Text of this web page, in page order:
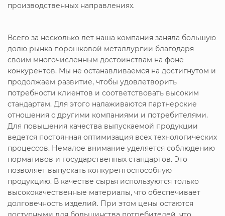
производственных направлениях.
Всего за несколько лет наша компания заняла большую
долю рынка порошковой металлургии благодаря
своим многочисленным достоинствам на фоне
конкурентов. Мы не останавливаемся на достигнутом и
продолжаем развитие, чтобы удовлетворить
потребности клиентов и соответствовать высоким
стандартам. Для этого налаживаются партнерские
отношения с другими компаниями и потребителями.
Для повышения качества выпускаемой продукции
ведется постоянная оптимизация всех технологических
процессов. Немалое внимание уделяется соблюдению
нормативов и государственных стандартов. Это
позволяет выпускать конкурентоспособную
продукцию. В качестве сырья используются только
высококачественные материалы, что обеспечивает
долговечность изделий. При этом цены остаются